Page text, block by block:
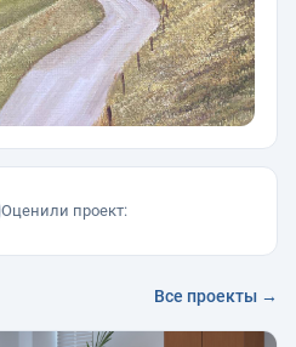
Оценили проект:
Все проекты →